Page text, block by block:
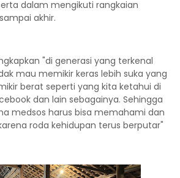
dalam mengikuti rangkaian
akhir.
"di generasi yang terkenal
mau memikir keras lebih suka yang
berat seperti yang kita ketahui di
dan lain sebagainya. Sehingga
medsos harus bisa memahami dan
roda kehidupan terus berputar"